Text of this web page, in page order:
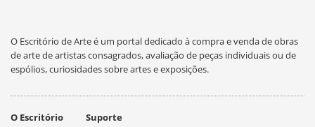
O Escritório de Arte é um portal dedicado à compra e venda de obras
de arte de artistas consagrados, avaliação de peças individuais ou de
espólios, curiosidades sobre artes e exposições.
O Escritório Suporte